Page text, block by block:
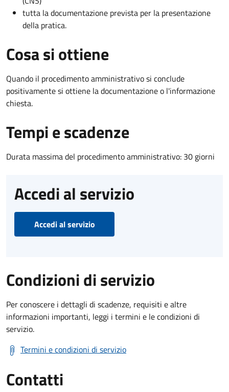
tutta la documentazione prevista per la presentazione
della pratica.
Cosa si ottiene
Quando il procedimento amministrativo si conclude
positivamente si ottiene la documentazione o l'informazione
chiesta.
Tempi e scadenze
Durata massima del procedimento amministrativo: 30 giorni
Accedi al servizio
Accedi al servizio
Condizioni di servizio
Per conoscere i dettagli di scadenze, requisiti e altre
informazioni importanti, leggi i termini e le condizioni di
servizio.
Termini e condizioni di servizio
Contatti